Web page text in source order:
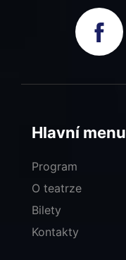
Hlavní menu
Program
O teatrze
Bilety
Kontakty